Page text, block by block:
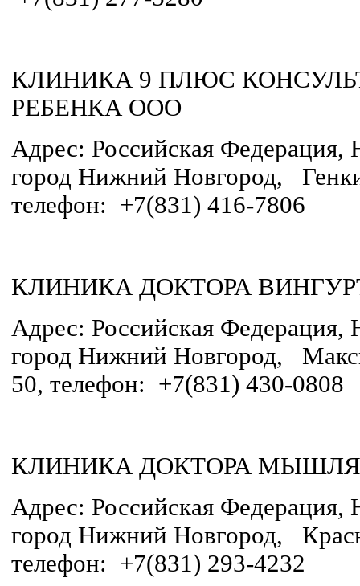
КЛИНИКА 9 ПЛЮС
РЕБЕНКА ООО
Адрес: Российская Федерация,
город Нижний Новгород,
телефон: +7(831) 416-7806
КЛИНИКА ДОКТОРА
Адрес: Российская Федерация,
город Нижний Новгород,
50, телефон: +7(831) 430-0808
КЛИНИКА ДОКТОРА
Адрес: Российская Федерация,
город Нижний Новгород,
телефон: +7(831) 293-4232